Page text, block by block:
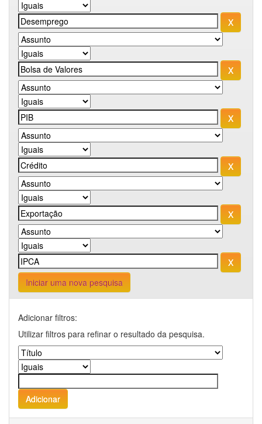
Iniciar uma nova pesquisa
Adicionar filtros:
Utilizar filtros para refinar o resultado da pesquisa.